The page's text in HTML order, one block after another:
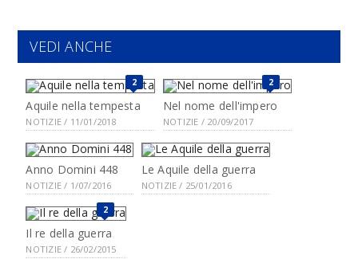
VEDI ANCHE
2
Aquile nella tempesta
NOTIZIE / 11/01/2018
2
Nel nome dell'impero
NOTIZIE / 20/09/2017
Anno Domini 448
NOTIZIE / 1/07/2016
Le Aquile della guerra
NOTIZIE / 25/01/2016
2
Il re della guerra
NOTIZIE / 26/02/2015